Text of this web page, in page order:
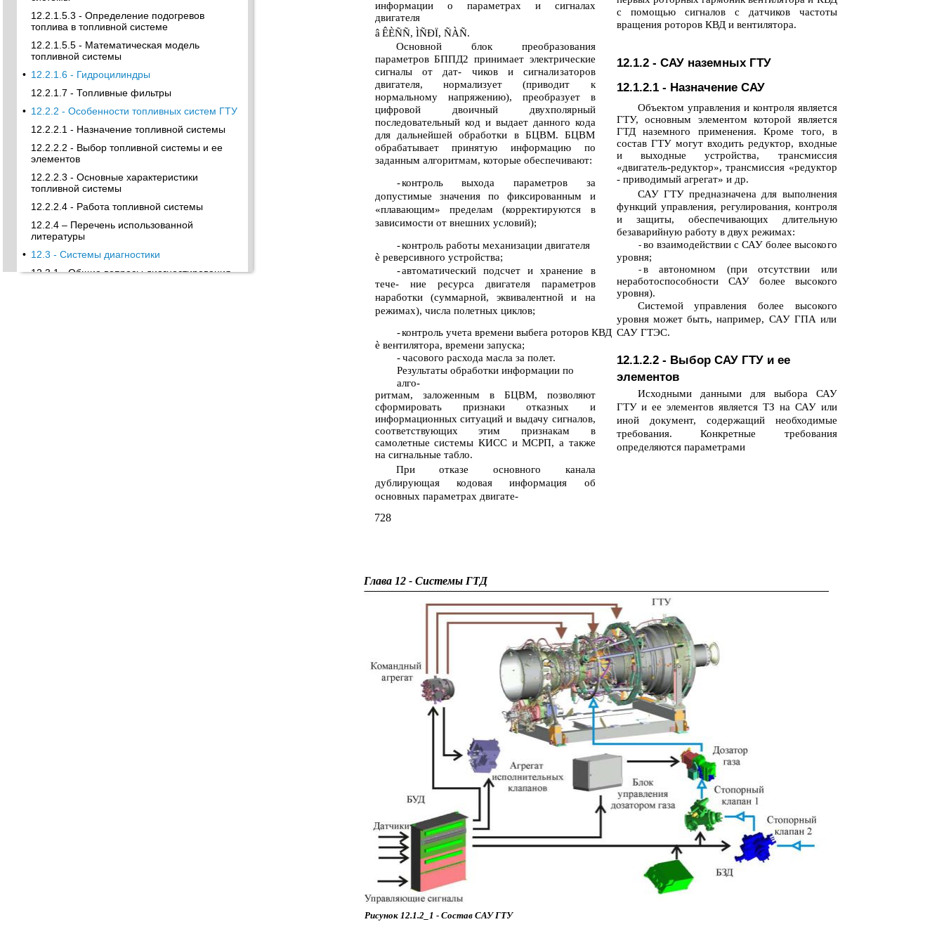
12.2.1.5.3 - Определение подогревов
топлива в топливной системе
12.2.1.5.5 - Математическая модель
топливной системы
• 12.2.1.6 - Гидроцилиндры
12.2.1.7 - Топливные фильтры
• 12.2.2 - Особенности топливных систем ГТУ
12.2.2.1 - Назначение топливной системы
12.2.2.2 - Выбор топливной системы и ее
элементов
12.2.2.3 - Основные характеристики
топливной системы
12.2.2.4 - Работа топливной системы
12.2.4 – Перечень использованной
литературы
• 12.3 - Системы диагностики
12.3.1 - Общие вопросы диагностирования
информации о параметрах и сигналах
двигателя
â ÊÈÑÑ, ÌÑÐÏ, ÑÀÑ.
Основной блок преобразования
параметров БППД2 принимает электрические
сигналы от дат- чиков и сигнализаторов
двигателя, нормализует (приводит к
нормальному напряжению), преобразует в
цифровой двоичный двухполярный
последовательный код и выдает данного кода
для дальнейшей обработки в БЦВМ. БЦВМ
обрабатывает принятую информацию по
заданным алгоритмам, которые обеспечивают:
-контроль выхода параметров за
допустимые значения по фиксированным и
«плавающим» пределам (корректируются в
зависимости от внешних условий);
-контроль работы механизации двигателя
è реверсивного устройства;
-автоматический подсчет и хранение в
тече- ние ресурса двигателя параметров
наработки (суммарной, эквивалентной и на
режимах), числа полетных циклов;
-контроль учета времени выбега роторов КВД
è вентилятора, времени запуска;
- часового расхода масла за полет.
Результаты обработки информации по
алго-
ритмам, заложенным в БЦВМ, позволяют
сформировать признаки отказных и
информационных ситуаций и выдачу сигналов,
соответствующих этим признакам в
самолетные системы КИСС и МСРП, а также
на сигнальные табло.
При отказе основного канала
дублирующая кодовая информация об
основных параметрах двигате-
с помощью сигналов с датчиков частоты
вращения роторов КВД и вентилятора.
12.1.2 - САУ наземных ГТУ
12.1.2.1 - Назначение САУ
Объектом управления и контроля является
ГТУ, основным элементом которой является
ГТД наземного применения. Кроме того, в
состав ГТУ могут входить редуктор, входные
и выходные устройства, трансмиссия
«двигатель-редуктор», трансмиссия «редуктор
- приводимый агрегат» и др.
САУ ГТУ предназначена для выполнения
функций управления, регулирования, контроля
и защиты, обеспечивающих длительную
безаварийную работу в двух режимах:
- во взаимодействии с САУ более высокого
уровня;
- в автономном (при отсутствии или
неработоспособности САУ более высокого
уровня).
Системой управления более высокого
уровня может быть, например, САУ ГПА или
САУ ГТЭС.
12.1.2.2 - Выбор САУ ГТУ и ее
элементов
Исходными данными для выбора САУ
ГТУ и ее элементов является ТЗ на САУ или
иной документ, содержащий необходимые
требования. Конкретные требования
определяются параметрами
728
Глава 12 - Системы ГТД
Рисунок 12.1.2_1 - Состав САУ ГТУ